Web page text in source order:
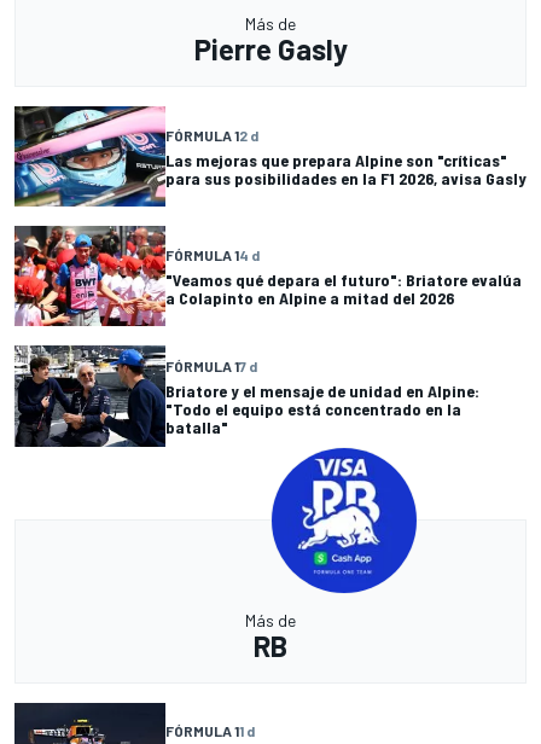
Más de
Pierre Gasly
FÓRMULA 12 d
Las mejoras que prepara Alpine son "críticas"
para sus posibilidades en la F1 2026, avisa Gasly
FÓRMULA 14 d
"Veamos qué depara el futuro": Briatore evalúa
a Colapinto en Alpine a mitad del 2026
FÓRMULA 17 d
Briatore y el mensaje de unidad en Alpine:
"Todo el equipo está concentrado en la
batalla"
Más de
RB
FÓRMULA 11 d